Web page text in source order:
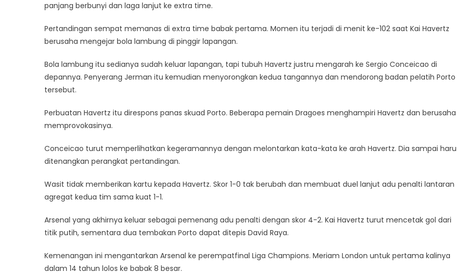
panjang berbunyi dan laga lanjut ke extra time.
Pertandingan sempat memanas di extra time babak pertama. Momen itu terjadi di menit ke-102 saat Kai Havertz
berusaha mengejar bola lambung di pinggir lapangan.
Bola lambung itu sedianya sudah keluar lapangan, tapi tubuh Havertz justru mengarah ke Sergio Conceicao di
depannya. Penyerang Jerman itu kemudian menyorongkan kedua tangannya dan mendorong badan pelatih Porto
tersebut.
Perbuatan Havertz itu direspons panas skuad Porto. Beberapa pemain Dragoes menghampiri Havertz dan berusaha
memprovokasinya.
Conceicao turut memperlihatkan kegeramannya dengan melontarkan kata-kata ke arah Havertz. Dia sampai
ditenangkan perangkat pertandingan.
Wasit tidak memberikan kartu kepada Havertz. Skor 1-0 tak berubah dan membuat duel lanjut adu penalti lantaran
agregat kedua tim sama kuat 1-1.
Arsenal yang akhirnya keluar sebagai pemenang adu penalti dengan skor 4-2. Kai Havertz turut mencetak gol dari
titik putih, sementara dua tembakan Porto dapat ditepis David Raya.
Kemenangan ini mengantarkan Arsenal ke perempatfinal Liga Champions. Meriam London untuk pertama kalinya
dalam 14 tahun lolos ke babak 8 besar.